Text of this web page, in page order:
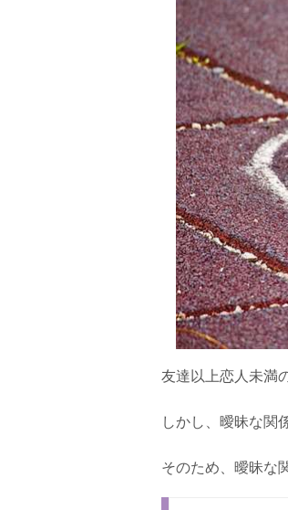
友達以上恋人未満
しかし、曖昧な関
そのため、曖昧な